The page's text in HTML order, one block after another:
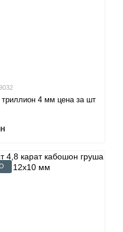
триллион 4 мм цена за шт